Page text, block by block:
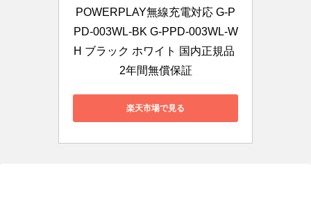
POWERPLAY無線充電対応 G-P
PD-003WL-BK G-PPD-003WL-W
H ブラック ホワイト 国内正規品
2年間無償保証
楽天市場で見る